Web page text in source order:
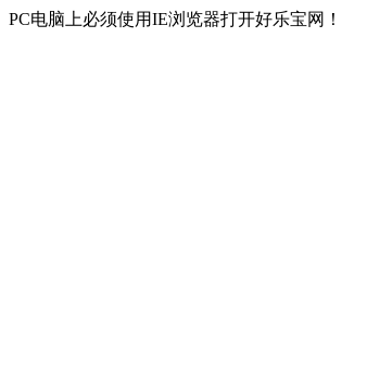
PC电脑上必须使用IE浏览器打开好乐宝网！